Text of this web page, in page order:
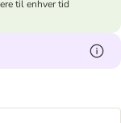
til enhver tid